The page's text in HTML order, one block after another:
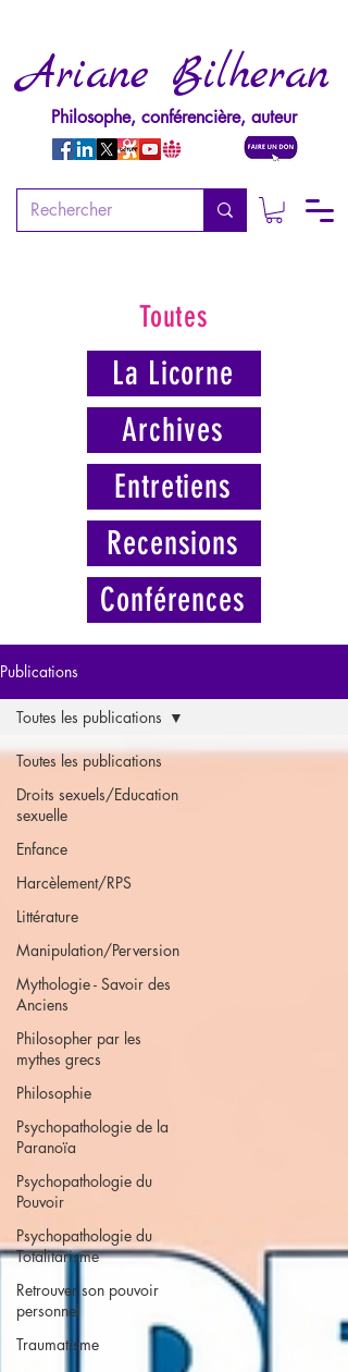
Ariane Bilheran
Philosophe, conférencière, auteur
Toutes
La Licorne
Archives
Entretiens
Recensions
Conférences
Publications
Toutes les publications
Droits sexuels/Education
sexuelle
Enfance
Harcèlement/RPS
Littérature
Manipulation/Perversion
Mythologie - Savoir des
Anciens
Philosopher par les
mythes grecs
Philosophie
Psychopathologie de la
Paranoïa
Psychopathologie du
Pouvoir
Psychopathologie du
Totalitarisme
Retrouver son pouvoir
personnel
Traumatisme
Toutes les publications